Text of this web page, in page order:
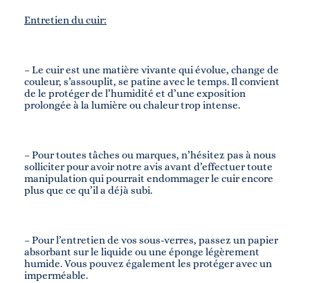
Entretien du cuir:
– Le cuir est une matière vivante qui évolue, change de
couleur, s’assouplit, se patine avec le temps. Il convient
de le protéger de l’humidité et d’une exposition
prolongée à la lumière ou chaleur trop intense.
– Pour toutes tâches ou marques, n’hésitez pas à nous
solliciter pour avoir notre avis avant d’effectuer toute
manipulation qui pourrait endommager le cuir encore
plus que ce qu’il a déjà subi.
– Pour l’entretien de vos sous-verres, passez un papier
absorbant sur le liquide ou une éponge légèrement
humide. Vous pouvez également les protéger avec un
imperméable.